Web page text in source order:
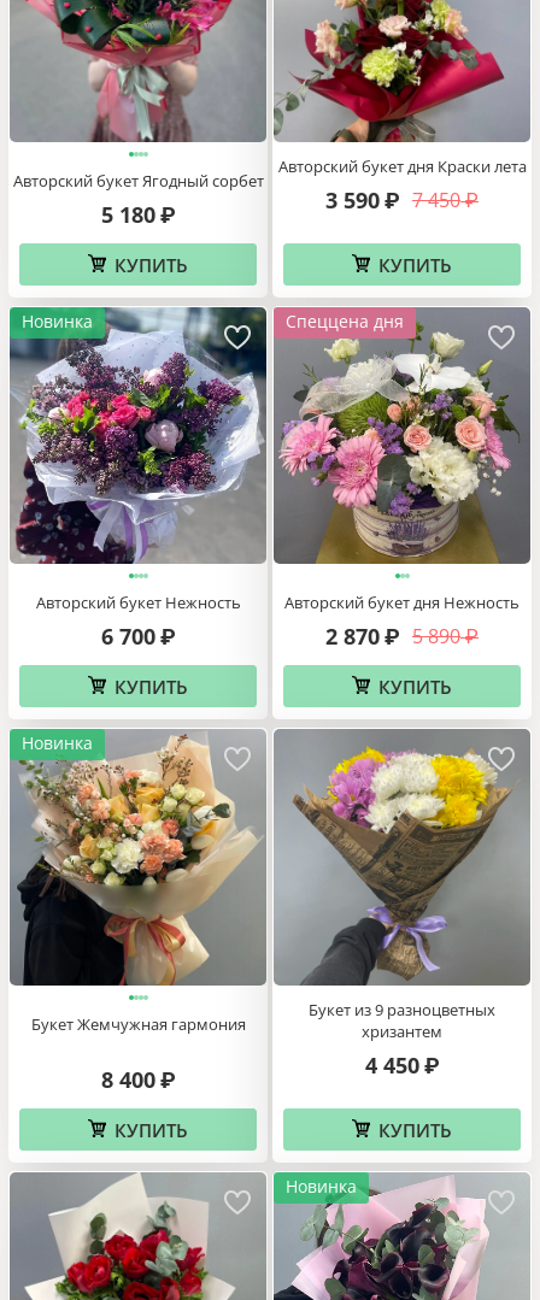
Авторский букет Ягодный сорбет
5 180 ₽
КУПИТЬ
Авторский букет дня Краски лета
7 450 ₽
3 590₽
КУПИТЬ
Новинка
Авторский букет Нежность
6 700 ₽
КУПИТЬ
Спеццена дня
Авторский букет дня Нежность
5 890 ₽
2 870₽
КУПИТЬ
Новинка
Букет Жемчужная гармония
8 400 ₽
КУПИТЬ
Букет из 9 разноцветных
хризантем
4 450 ₽
КУПИТЬ
Новинка